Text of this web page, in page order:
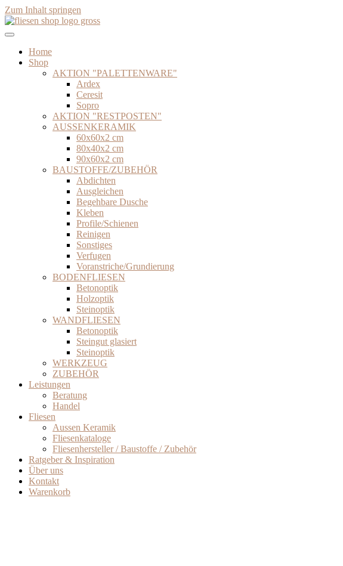
Zum Inhalt springen
Home
Shop
AKTION "PALETTENWARE"
Ardex
Ceresit
Sopro
AKTION "RESTPOSTEN"
AUSSENKERAMIK
60x60x2 cm
80x40x2 cm
90x60x2 cm
BAUSTOFFE/ZUBEHÖR
Abdichten
Ausgleichen
Begehbare Dusche
Kleben
Profile/Schienen
Reinigen
Sonstiges
Verfugen
Voranstriche/Grundierung
BODENFLIESEN
Betonoptik
Holzoptik
Steinoptik
WANDFLIESEN
Betonoptik
Steingut glasiert
Steinoptik
WERKZEUG
ZUBEHÖR
Leistungen
Beratung
Handel
Fliesen
Aussen Keramik
Fliesenkataloge
Fliesenhersteller / Baustoffe / Zubehör
Ratgeber & Inspiration
Über uns
Kontakt
Warenkorb